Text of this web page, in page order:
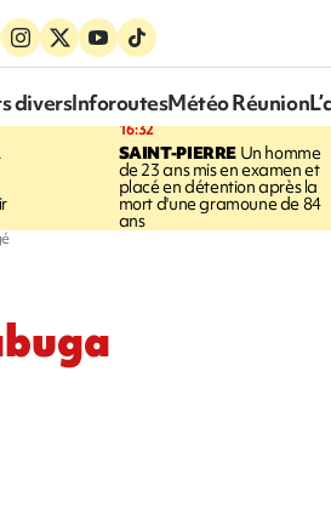
diversInforoutesMétéo Réunion
16:32
SAINT-PIERREUn homme
de 23 ans mis en examen et
placé en détention après la
mort d'une gramoune de 84
ans